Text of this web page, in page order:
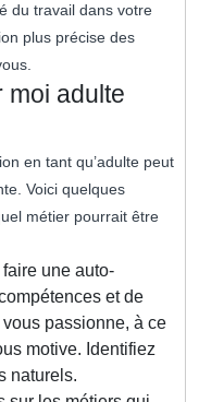
du travail dans votre
plus précise des
moi adulte
en tant qu’adulte peut
Voici quelques
métier pourrait être
une auto-
et de
passionne, à ce
motive. Identifiez
naturels.